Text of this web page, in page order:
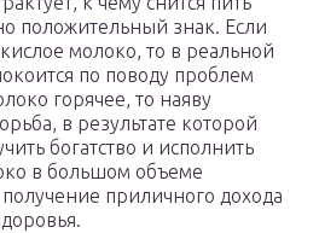
положительный знак. Если
молоко, то в реальной
по поводу проблем
горячее, то наяву
в результате которой
богатство и исполнить
в большом объеме
приличного дохода